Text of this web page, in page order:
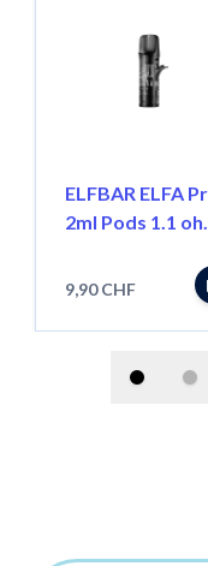
ELFBAR ELFA
2ml Pods 1.1
9,90 CHF